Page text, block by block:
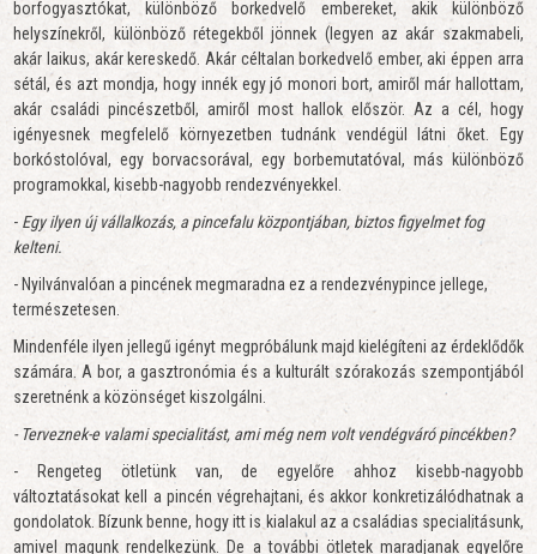
borfogyasztókat, különböző borkedvelő embereket, akik különböző
helyszínekről, különböző rétegekből jönnek (legyen az akár szakmabeli,
akár laikus, akár kereskedő. Akár céltalan borkedvelő ember, aki éppen arra
sétál, és azt mondja, hogy innék egy jó monori bort, amiről már hallottam,
akár családi pincészetből, amiről most hallok először. Az a cél, hogy
igényesnek megfelelő környezetben tudnánk vendégül látni őket. Egy
borkóstolóval, egy borvacsorával, egy borbemutatóval, más különböző
programokkal, kisebb-nagyobb rendezvényekkel.
- Egy ilyen új vállalkozás, a pincefalu központjában, biztos figyelmet fog
kelteni.
- Nyilvánvalóan a pincének megmaradna ez a rendezvénypince jellege,
természetesen.
Mindenféle ilyen jellegű igényt megpróbálunk majd kielégíteni az érdeklődők
számára. A bor, a gasztronómia és a kulturált szórakozás szempontjából
szeretnénk a közönséget kiszolgálni.
- Terveznek-e valami specialitást, ami még nem volt vendégváró pincékben?
- Rengeteg ötletünk van, de egyelőre ahhoz kisebb-nagyobb
változtatásokat kell a pincén végrehajtani, és akkor konkretizálódhatnak a
gondolatok. Bízunk benne, hogy itt is kialakul az a családias specialitásunk,
amivel magunk rendelkezünk. De a további ötletek maradjanak egyelőre